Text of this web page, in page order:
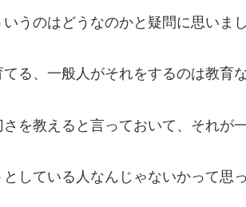
うのはどうなのかと疑問に思いまし
る、一般人がそれをするのは教育
を教えると言っておいて、それが
している人なんじゃないかって思